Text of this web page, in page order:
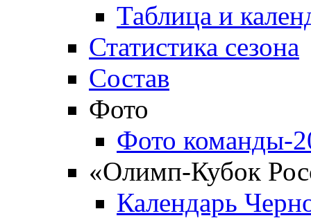
Таблица и
Статистика сезона
Состав
Фото
Фото команды-
«Олимп-Кубок
Календарь